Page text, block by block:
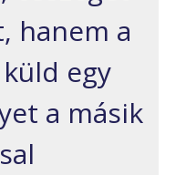
hanem a
egy
a másik